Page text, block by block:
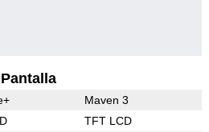
Pantalla
Maven 3
TFT LCD